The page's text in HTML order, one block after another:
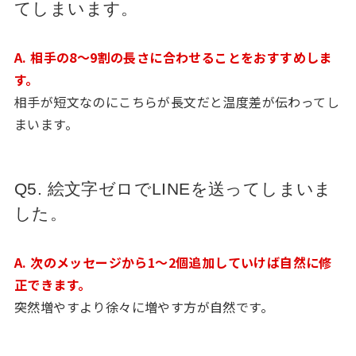
てしまいます。
A. 相手の8〜9割の長さに合わせることをおすすめしま
す。
相手が短文なのにこちらが長文だと温度差が伝わってし
まいます。
Q5. 絵文字ゼロでLINEを送ってしまいま
した。
A. 次のメッセージから1〜2個追加していけば自然に修
正できます。
突然増やすより徐々に増やす方が自然です。